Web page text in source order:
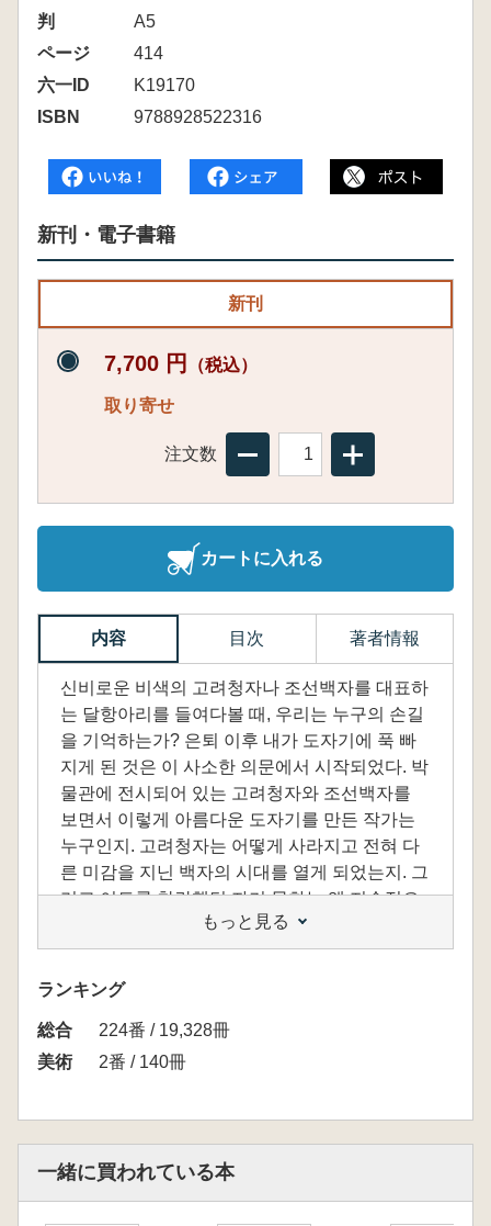
判
A5
ページ
414
六一ID
K19170
ISBN
9788928522316
新刊・電子書籍
新刊
7,700 円 （税込）
取り寄せ
注文数
カートに入れる
内容 目次 著者情報
신비로운 비색의 고려청자나 조선백자를 대표하
는 달항아리를 들여다볼 때, 우리는 누구의 손길
을 기억하는가? 은퇴 이후 내가 도자기에 푹 빠
지게 된 것은 이 사소한 의문에서 시작되었다. 박
물관에 전시되어 있는 고려청자와 조선백자를
보면서 이렇게 아름다운 도자기를 만든 작가는
누구인지. 고려청자는 어떻게 사라지고 전혀 다
른 미감을 지닌 백자의 시대를 열게 되었는지. 그
리고 이토록 찬란했던 자기 문화는 왜 지속적으
로 계승, 발전되지 못했는지. 이러한 물음들은 단
순한 호기심을 넘어서, 도자기가 사람과 제도 그
리고 시대와 어떻게 연관돼 있는지를 묻는 근본
적 질문이었다.
지난 7년간의 도예 작업과 학습을 정리한 이 책
었다. 도자기 그릇에 담아내는 것은 음식만이 아
니다. 나는 그릇에 담겨진 역사와 사실에 부합하
もっと見る
ランキング
総合
224番 / 19,328冊
美術
2番 / 140冊
一緒に買われている本